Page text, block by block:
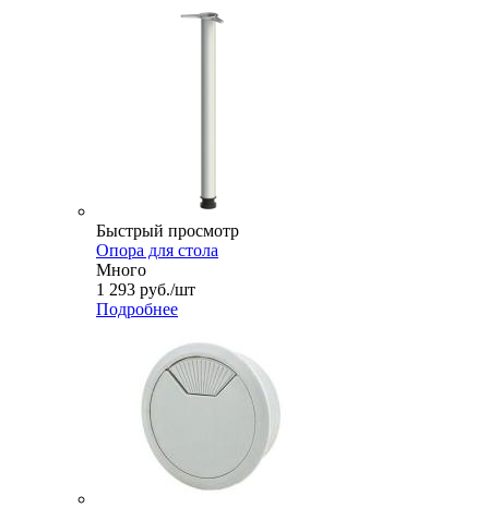
Быстрый просмотр
Опора для стола
Много
1 293 руб./шт
Подробнее